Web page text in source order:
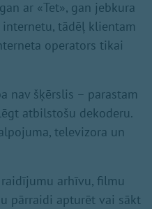
ar «Tet», gan jebkura
tādēļ klientam
operators tikai
nav šķērslis – parastam
atbilstošu dekoderu.
televizora un
arhīvu, filmu
pārraidi apturēt vai sākt